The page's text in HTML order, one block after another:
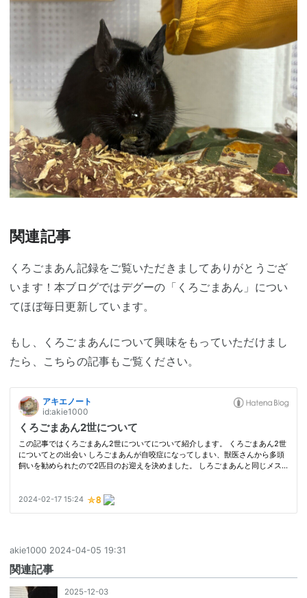
関連記事
くろごまあん記録をご覧いただきましてありがとうござ
います！本ブログではデグーの「くろごまあん」につい
てほぼ毎日更新しています。
もし、くろごまあんについて興味をもっていただけまし
たら、こちらの記事もご覧ください。
akie1000 2024-04-05 19:31
関連記事
2025-12-03